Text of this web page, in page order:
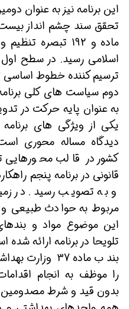
این برنامه نیز به عنوان
ماده و 192
اسلامی رسید. در سطح
ترسیم كننده خطوط اساسی
دوم سیاست های كلی
به عنوان پایه حركت در
یكی از ویژگی های
دیدگاه مساله محوری
كشور در قالب
قانونی در برنامه پنجم
و به تصویب رسید. در
مربوط به حوادث طبیعی و
این موضوع مواد و
تلویحا در برنامه ارائه شده
بند ب ماده 37
را موظف به انجام
بدون قید و شرط مصدومین